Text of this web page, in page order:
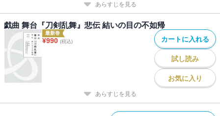
あらすじを見る
戯曲 舞台『刀剣乱舞』悲伝 結いの目の不如帰
最新巻
¥990 (税込) カートに入れる
試し読み
お気に入り
あらすじを見る